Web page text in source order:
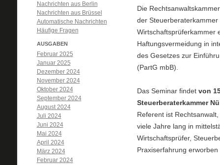
Die
der
Wirtschaftsprüferkammer
Haftungsvermeidung in
des Gesetzes zur
(PartG mbB).
Das Seminar findet von
Steuerberaterkammer
Referent ist
viele Jahre lang in
Wirtschaftsprüfer,
Praxiserfahrung erworben
Nachrichten aus Berlin
Nachrichten aus Brüssel
Automatische Nachrichten
Häufige Fragen
AUSGABEN
Februar 2025
Januar 2025
Dezember 2024
November 2024
Oktober 2024
September 2024
August 2024
Juli 2024
Juni 2024
Mai 2024
April 2024
März 2024
Februar 2024